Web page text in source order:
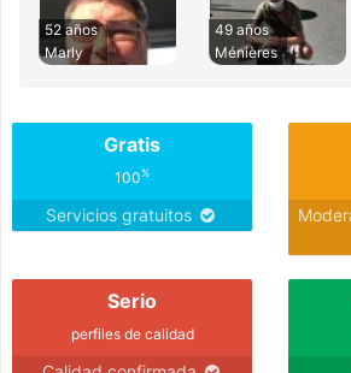
52 años
Marly
49 años
Ménières
Gratis
100%
Servicios gratuitos
Serio
perfiles de calidad